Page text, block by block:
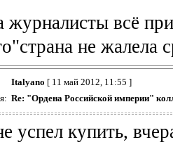
журналисты всё
не жалела
Italyano [ 11 май 2012, 11:55 ]
Re: "Ордена Российской империи"
успел купить,